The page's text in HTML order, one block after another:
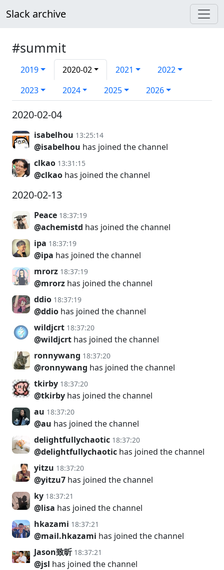
Slack archive
#summit
2019 2020-02 2021
2022
2023
2024 2025 2026
2020-02-04
isabelhou 13:25:14
@isabelhou has joined the channel
clkao 13:31:15
@clkao has joined the channel
2020-02-13
Peace 18:37:19
@achemistd has joined the channel
ipa 18:37:19
@ipa has joined the channel
mrorz 18:37:19
@mrorz has joined the channel
ddio 18:37:19
@ddio has joined the channel
wildjcrt 18:37:20
@wildjcrt has joined the channel
ronnywang 18:37:20
@ronnywang has joined the channel
tkirby 18:37:20
@tkirby has joined the channel
au 18:37:20
@au has joined the channel
delightfullychaotic 18:37:20
@delightfullychaotic has joined the channel
yitzu 18:37:20
@yitzu7 has joined the channel
ky 18:37:21
@lisa has joined the channel
hkazami 18:37:21
@mail.hkazami has joined the channel
Jason致昕 18:37:21
@jsl has joined the channel